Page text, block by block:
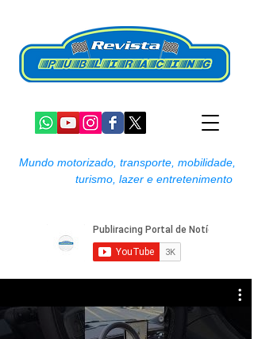
Mundo motorizado, transporte, mobilidade,
turismo, lazer e entretenimento